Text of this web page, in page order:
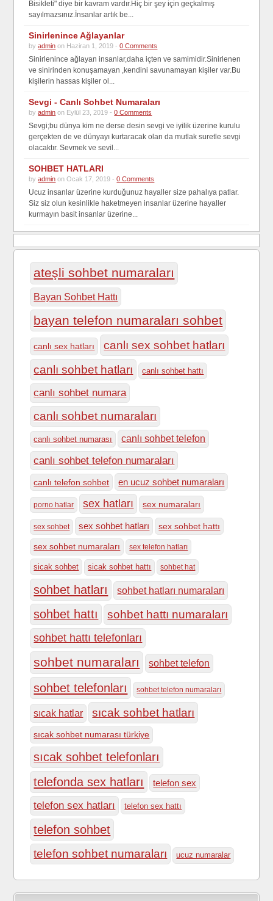
Bisikleti" diye bir kavram vardır.Hiç bir şey için geçkalmış
sayılmazsınız.İnsanlar artık be...
Sinirlenince Ağlayanlar
byadmin on Haziran 1, 2019 -0 Comments
Sinirlenince ağlayan insanlar,daha içten ve samimidir.Sinirlenen
ve sinirinden konuşamayan ,kendini savunamayan kişiler var.Bu
kişilerin hassas kişiler ol...
Sevgi - Canlı Sohbet Numaraları
byadmin on Eylül 23, 2019 -0 Comments
Sevgi;bu dünya kim ne derse desin sevgi ve iyilik üzerine kurulu
gerçekten de ve dünyayı kurtaracak olan da mutlak suretle sevgi
olacaktır. Sevmek ve sevil...
SOHBET HATLARI
byadmin on Ocak 17, 2019 -0 Comments
Ucuz insanlar üzerine kurduğunuz hayaller size pahalıya patlar.
Siz siz olun kesinlikle haketmeyen insanlar üzerine hayaller
kurmayın basit insanlar üzerine...
ateşli sohbet numaraları
Bayan Sohbet Hattı
bayan telefon numaraları sohbet
canlı sex hatları
canlı sex sohbet hatları
canlı sohbet hatları
canlı sohbet hattı
canlı sohbet numara
canlı sohbet numaraları
canlı sohbet numarası canlı sohbet telefon
canlı sohbet telefon numaraları
canlı telefon sohbet en ucuz sohbet numaraları
porno hatlar sex hatları sex numaraları
sex sohbet sex sohbet hatları sex sohbet hattı
sex sohbet numaraları sex telefon hatları
sicak sohbet sicak sohbet hattı sohbet hat
sohbet hatları sohbet hatları numaraları
sohbet hattı sohbet hattı numaraları
sohbet hattı telefonları
sohbet numaraları sohbet telefon
sohbet telefonları sohbet telefon numaraları
sıcak hatlar sıcak sohbet hatları
sıcak sohbet numarası türkiye
sıcak sohbet telefonları
telefonda sex hatları
telefon sex
telefon sex hatları telefon sex hattı
telefon sohbet
telefon sohbet numaraları ucuz numaralar